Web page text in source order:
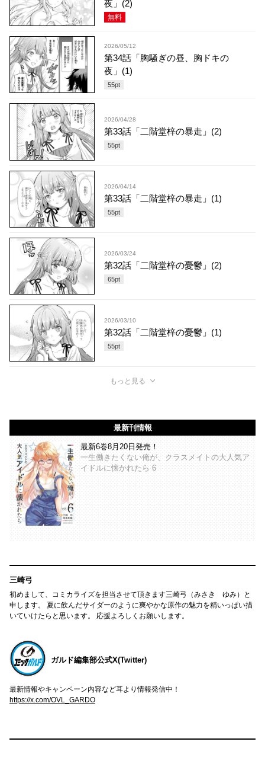
夜」(2)
無料
2026/05/12
第34話「胸騒ぎの昼、胸ドキの
夜」(1)
55pt
2026/04/28
第33話「二階堂梓の暴走」(2)
55pt
2026/04/14
第33話「二階堂梓の暴走」(1)
55pt
2026/03/24
第32話「二階堂梓の憂鬱」(2)
65pt
2026/03/10
第32話「二階堂梓の憂鬱」(1)
55pt
もっと見る
最新刊情報
最新6巻8月20日発売！
一生働きたくない俺が、クラスメイトの大人気ア
イドルに懐かれたら 6
三崎弓
初めまして、コミカライズを担当させて頂きます三崎弓（みさき ゆみ）と
申します。 夏に飲んだサイダーのように爽やかな原作の魅力を精いっぱい描
いていけたらと思います。 応援よろしくお願いします。
ガルド編集部公式X(Twitter)
最新情報やキャンペーン内容など耳より情報発信中！
https://x.com/OVL_GARDO